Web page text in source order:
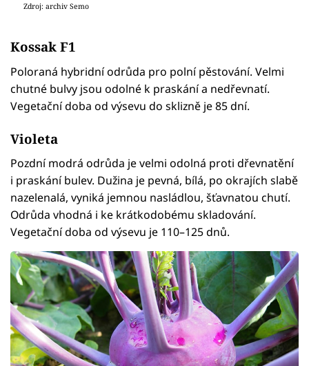
Zdroj: archiv Semo
Kossak F1
Poloraná hybridní odrůda pro polní pěstování. Velmi
chutné bulvy jsou odolné k praskání a nedřevnatí.
Vegetační doba od výsevu do sklizně je 85 dní.
Violeta
Pozdní modrá odrůda je velmi odolná proti dřevnatění
i praskání bulev. Dužina je pevná, bílá, po okrajích slabě
nazelenalá, vyniká jemnou nasládlou, šťavnatou chutí.
Odrůda vhodná i ke krátkodobému skladování.
Vegetační doba od výsevu je 110–125 dnů.